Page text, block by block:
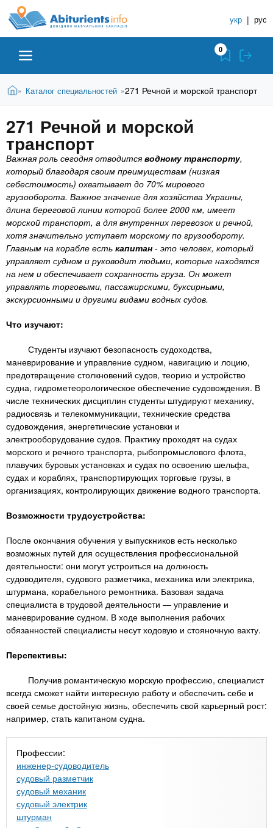
A
b
i
t
u
r
i
e
n
t
s
.
i
n
f
o
п
р
в
о
н
и
к
У
ч
е
б
н
ы
х
з
в
д
е
н
и
й
укр | рус
Абитуриенту
Вузы
Колледжи
Курсы
Частные школы
MBA
За рубежом
0
В
д
е
с
ь
Главная
» Каталог специальностей »271 Речной и морской транспорт
271 Речной и морской
транспорт
Важная роль сегодня отводитсяводному транспорту,
который благодаря своим преимуществам (низкая
себестоимость) охватывает до 70% мирового
грузооборота. Важное значение для хозяйства Украины,
длина береговой линии которой более 2000 км, имеет
морской транспорт, а для внутренних перевозок и речной,
хотя значительно уступает морскому по грузообороту.
Главным на корабле есть капитан - это человек, который
управляет судном и руководит людьми, которые находятся
на нем и обеспечивает сохранность груза. Он может
управлять торговыми, пассажирскими, буксирными,
экскурсионными и другими видами водных судов.
Что изучают:
Студенты изучают безопасность судоходства,
маневрирование и управление судном, навигацию и лоцию,
предотвращение столкновений судов, теорию и устройство
судна, гидрометеорологическое обеспечение судовождения. В
числе технических дисциплин студенты штудируют механику,
радиосвязь и телекоммуникации, технические средства
судовождения, энергетические установки и
электрооборудование судов. Практику проходят на судах
морского и речного транспорта, рыбопромыслового флота,
плавучих буровых установках и судах по освоению шельфа,
судах и кораблях, транспортирующих торговые грузы, в
организациях, контролирующих движение водного транспорта.
Возможности трудоустройства:
После окончания обучения у выпускников есть несколько
возможных путей для осуществления профессиональной
деятельности: они могут устроиться на должность
судоводителя, судового разметчика, механика или электрика,
штурмана, корабельного ремонтника. Базовая задача
специалиста в трудовой деятельности — управление и
маневрирование судном. В ходе выполнения рабочих
обязанностей специалисты несут ходовую и стояночную вахту.
Перспективы:
Получив романтическую морскую профессию, специалист
всегда сможет найти интересную работу и обеспечить себе и
своей семье достойную жизнь, обеспечить свой карьерный рост:
например, стать капитаном судна.
Профессии:
инженер-судоводитель
судовый разметчик
судовый механик
судовый электрик
штурман